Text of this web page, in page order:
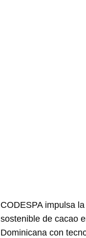
CODESPA impulsa
sostenible de cacao
Dominicana con